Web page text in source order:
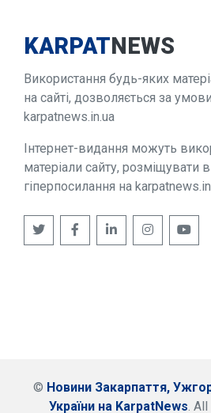
KARPATNEWS
Використання будь-яких
на сайті, дозволяється за
karpatnews.in.ua
Інтернет-видання можуть
матеріали сайту, розміщувати
гіперпосилання на
© Новини Закарпаття,
України на KarpatNews.